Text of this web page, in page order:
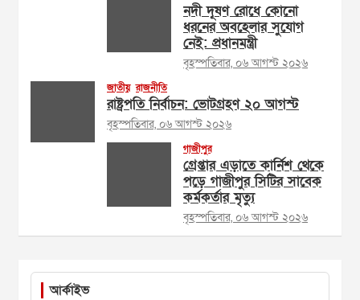
নদী দূষণ রোধে কোনো
ধরনের অবহেলার সুযোগ
নেই: প্রধানমন্ত্রী
বৃহস্পতিবার, ০৬ আগস্ট ২০২৬
জাতীয় রাজনীতি
রাষ্ট্রপতি নির্বাচন: ভোটগ্রহণ ২০ আগস্ট
বৃহস্পতিবার, ০৬ আগস্ট ২০২৬
গাজীপুর
গ্রেপ্তার এড়াতে কার্নিশ থেকে
পড়ে গাজীপুর সিটির সাবেক
কর্মকর্তার মৃত্যু
বৃহস্পতিবার, ০৬ আগস্ট ২০২৬
আর্কাইভ